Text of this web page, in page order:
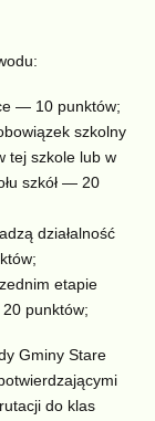
— 10 punktów;
szkolny
tej szkole lub w
szkół — 20
działalność
etapie
punktów;
Gminy Stare
do klas